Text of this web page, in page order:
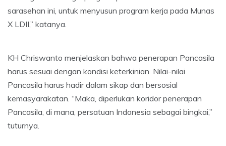
sarasehan ini, untuk menyusun program kerja pada Munas
X LDII,” katanya.
KH Chriswanto menjelaskan bahwa penerapan Pancasila
harus sesuai dengan kondisi keterkinian. Nilai-nilai
Pancasila harus hadir dalam sikap dan bersosial
kemasyarakatan. “Maka, diperlukan koridor penerapan
Pancasila, di mana, persatuan Indonesia sebagai bingkai,”
tuturnya.